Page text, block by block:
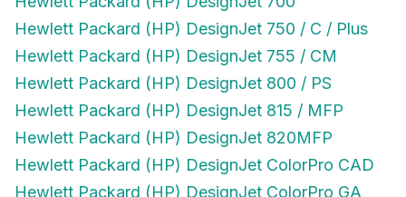
Hewlett Packard (HP) DesignJet 750 / C / Plus
Hewlett Packard (HP) DesignJet 755 / CM
Hewlett Packard (HP) DesignJet 800 / PS
Hewlett Packard (HP) DesignJet 815 / MFP
Hewlett Packard (HP) DesignJet 820MFP
Hewlett Packard (HP) DesignJet ColorPro CAD
Hewlett Packard (HP) DesignJet ColorPro GA